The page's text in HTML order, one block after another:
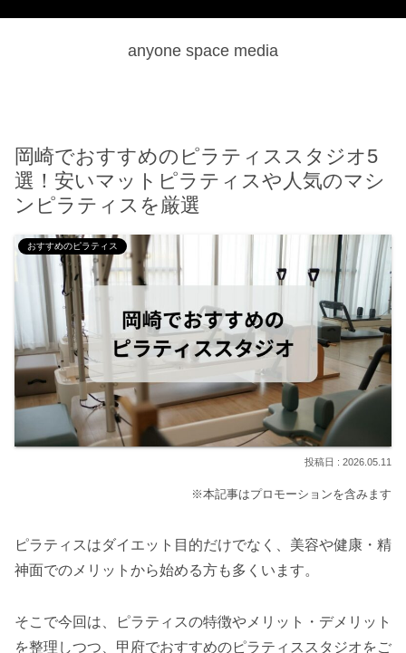
anyone space media
岡崎でおすすめのピラティススタジオ5
選！安いマットピラティスや人気のマシ
ンピラティスを厳選
おすすめのピラティス
2026.05.11
※本記事はプロモーションを含みます
ピラティスはダイエット目的だけでなく、美容や健康・精
神面でのメリットから始める方も多くいます。
そこで今回は、ピラティスの特徴やメリット・デメリット
を整理しつつ、甲府でおすすめのピラティススタジオをご